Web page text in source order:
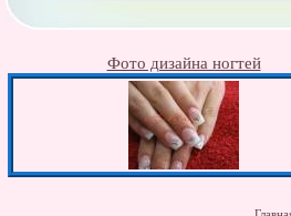
Фото дизайна ногтей